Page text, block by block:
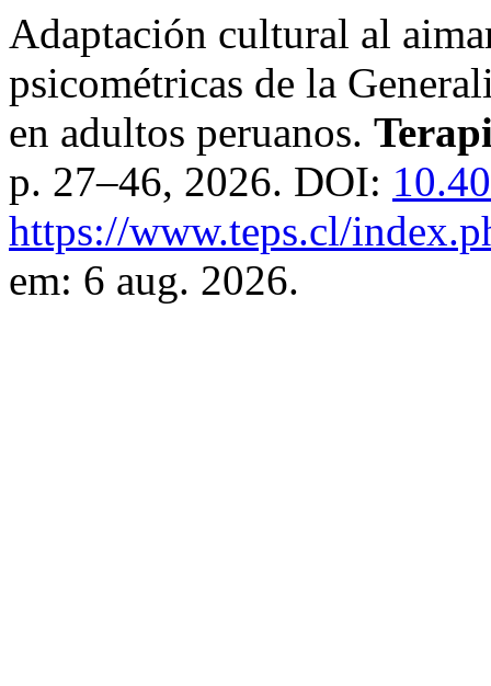
Adaptación cultural al
psicométricas de la
en adultos peruanos.
p. 27–46, 2026. DOI:
https://www.teps.cl/
em: 6 aug. 2026.